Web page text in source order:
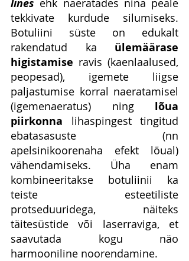
lines ehk naeratades nina peale
tekkivate kurdude silumiseks.
Botuliini süste on edukalt
rakendatud ka ülemäärase
higistamise ravis (kaenlaalused,
peopesad), igemete liigse
paljastumise korral naeratamisel
(igemenaeratus) ning lõua
piirkonna lihaspingest tingitud
ebatasasuste (nn
apelsinikoorenaha efekt lõual)
vähendamiseks. Üha enam
kombineeritakse botuliinii ka
teiste esteetiliste
protseduuridega, näiteks
täitesüstide või laserraviga, et
saavutada kogu näo
harmooniline noorendamine.